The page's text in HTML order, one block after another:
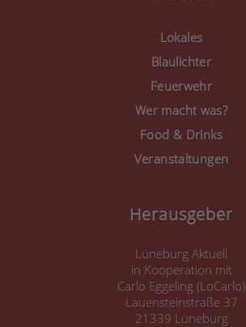
Consent Management
Lokales
Blaulichter
Feuerwehr
Wer macht was?
Food & Drinks
Veranstaltungen
Herausgeber
Lüneburg Aktuell
in Kooperation mit
Carlo Eggeling (LoCarlo)
Lauensteinstraße 37
21339 Lüneburg